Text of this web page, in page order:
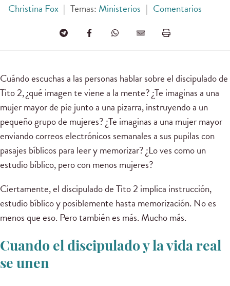
Christina Fox | Temas: Ministerios | Comentarios
Cuándo escuchas a las personas hablar sobre el discipulado de
Tito 2, ¿qué imagen te viene a la mente? ¿Te imaginas a una
mujer mayor de pie junto a una pizarra, instruyendo a un
pequeño grupo de mujeres? ¿Te imaginas a una mujer mayor
enviando correos electrónicos semanales a sus pupilas con
pasajes bíblicos para leer y memorizar? ¿Lo ves como un
estudio bíblico, pero con menos mujeres?
Ciertamente, el discipulado de Tito 2 implica instrucción,
estudio bíblico y posiblemente hasta memorización. No es
menos que eso. Pero también es más. Mucho más.
Cuando el discipulado y la vida real
se unen